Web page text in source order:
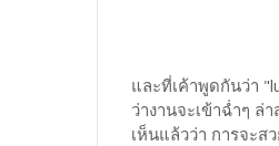
และที่เค้าพูดกันว่า
ว่างานจะเข้าฉ่ำๆ ล่
เห็นแล้วว่า การจะ